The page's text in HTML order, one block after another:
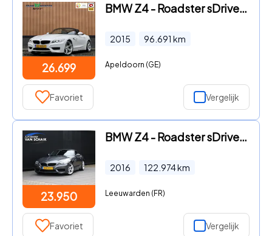
26.699
BMW Z4 - Roadster sDrive18i Executive | Hardtop | Dealer Onderhouden
2015 96.691 km
Apeldoorn (GE)
Favoriet Vergelijk
23.950
BMW Z4 - Roadster sDrive18i High Executive | M SPORT | LEDER | STOEL/
2016 122.974km
Leeuwarden (FR)
Favoriet Vergelijk